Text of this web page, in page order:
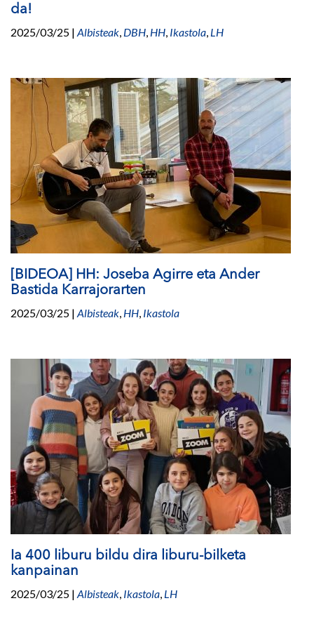
da!
2025/03/25 | Albisteak, DBH, HH, Ikastola, LH
[BIDEOA] HH: Joseba Agirre eta Ander
Bastida Karrajorarten
2025/03/25 | Albisteak, HH, Ikastola
Ia 400 liburu bildu dira liburu-bilketa
kanpainan
2025/03/25 | Albisteak, Ikastola, LH